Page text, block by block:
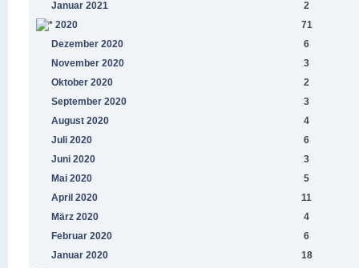
Januar 2021
2
2020
71
Dezember 2020
6
November 2020
3
Oktober 2020
2
September 2020
3
August 2020
4
Juli 2020
6
Juni 2020
3
Mai 2020
5
April 2020
11
März 2020
4
Februar 2020
6
Januar 2020
18